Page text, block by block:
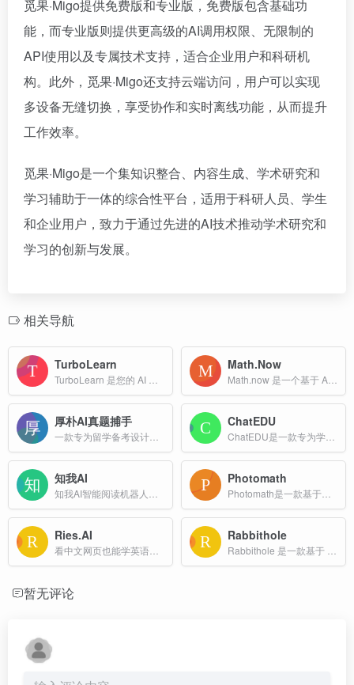
觅果·Migo提供免费版和专业版，免费版包含基础功
能，而专业版则提供更高级的AI调用权限、无限制的
API使用以及专属技术支持，适合企业用户和科研机
构。此外，觅果·Migo还支持云端访问，用户可以实现
多设备无缝切换，享受协作和实时离线功能，从而提升
工作效率。
觅果·Migo是一个集知识整合、内容生成、学术研究和
学习辅助于一体的综合性平台，适用于科研人员、学生
和企业用户，致力于通过先进的AI技术推动学术研究和
学习的创新与发展。
相关导航
TurboLearn Math.Now
厚朴AI真题捕手 ChatEDU
知我AI Photomath
Ries.AI Rabbithole
暂无评论